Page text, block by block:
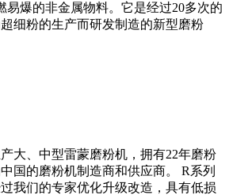
易爆的非金属物料。它是经过20多次的
细粉的生产而研发制造的新型磨粉
大、中型雷蒙磨粉机，拥有22年磨粉
国的磨粉机制造商和供应商。 R系列
我们的专家优化升级改造，具有低损